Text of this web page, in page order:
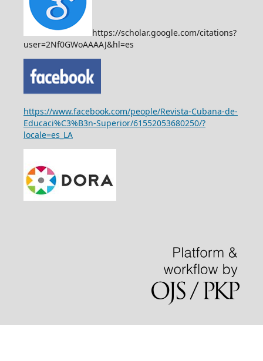
https://scholar.google.com/citations?
user=2Nf0GWoAAAAJ&hl=es
https://www.facebook.com/people/Revista-Cubana-de-
Educaci%C3%B3n-Superior/61552053680250/?
locale=es_LA